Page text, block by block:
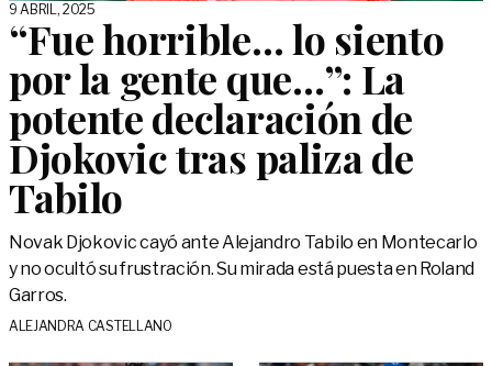
9 ABRIL, 2025
“Fue horrible… lo siento
por la gente que…”: La
potente declaración de
Djokovic tras paliza de
Tabilo
Novak Djokovic cayó ante Alejandro Tabilo en Montecarlo
y no ocultó su frustración. Su mirada está puesta en Roland
Garros.
ALEJANDRA CASTELLANO